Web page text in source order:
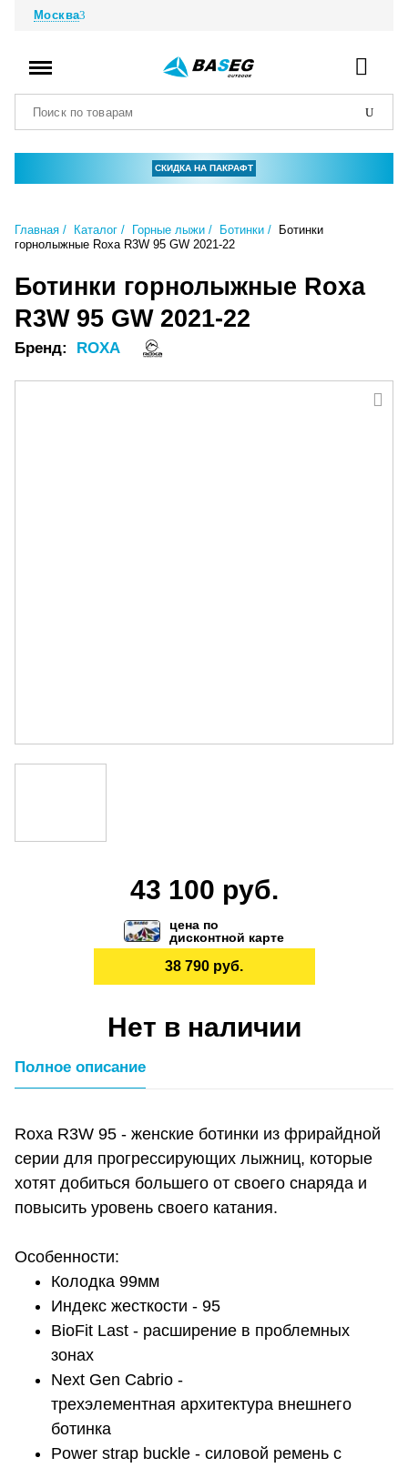
Москва
СКИДКА НА ПАКРАФТ
Главная Каталог Горные лыжи Ботинки
Ботинки
горнолыжные Roxa R3W 95 GW 2021-22
Ботинки горнолыжные Roxa
R3W 95 GW 2021-22
Бренд: ROXA
43 100 руб.
цена по
дисконтной карте
38 790 руб.
Нет в наличии
Полное описание
Roxa R3W 95 - женские ботинки из фрирайдной
серии для прогрессирующих лыжниц, которые
хотят добиться большего от своего снаряда и
повысить уровень своего катания.
Особенности:
Колодка 99мм
Индекс жесткости - 95
BioFit Last - расширение в проблемных
зонах
Next Gen Cabrio -
трехэлементная архитектура внешнего
ботинка
Power strap buckle - cиловой ремень с